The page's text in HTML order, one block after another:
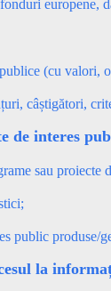
europene,
(cu valori,
câștigători,
de interes
sau proiecte
public produse/
la